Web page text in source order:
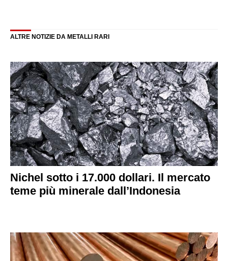
ALTRE NOTIZIE DA METALLI RARI
Nichel sotto i 17.000 dollari. Il mercato
teme più minerale dall’Indonesia